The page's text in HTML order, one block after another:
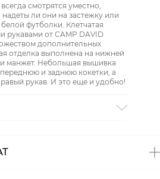
смотрятся уместно,
надеты ли они на застежку или
футболки. Клетчатая
рукавами от CAMP DAVID
дополнительных
отделка выполнена на нижней
манжет. Небольшая вышивка
и заднюю кокетки, а
рукав. И это еще и удобно!
горячим (макс. 110 °)